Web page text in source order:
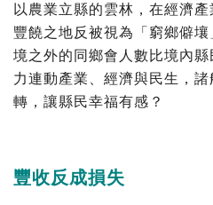
以農業立縣的雲林，在經濟
豐饒之地反被視為「窮鄉僻
境之外的同鄉會人數比境內
力連動產業、經濟與民生，
轉，讓縣民幸福有感？
豐收反成損失